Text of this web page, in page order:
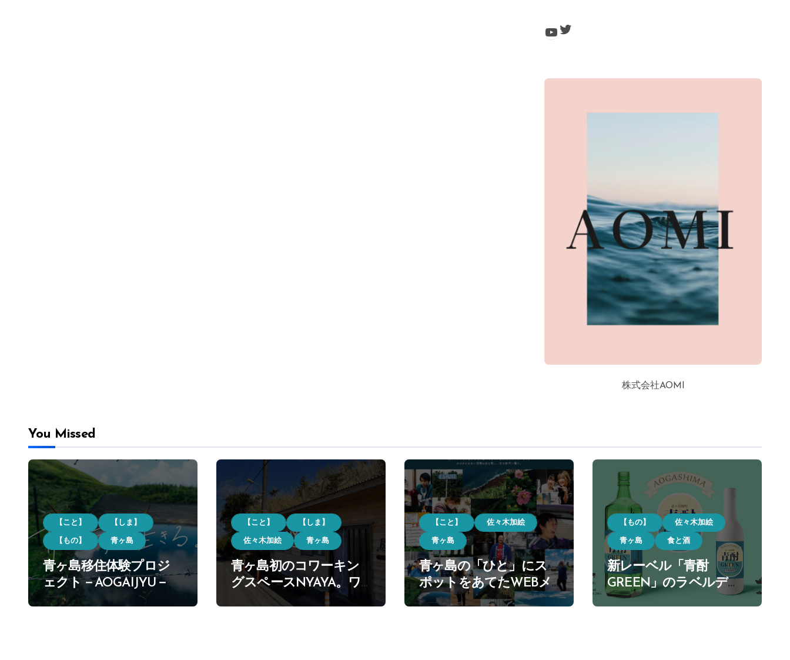
YouTube Twitter
株式会社AOMI
You Missed
【こと】 【しま】
【もの】 青ヶ島
青ヶ島移住体験プロジ
ェクト－AOGAIJYU－
【こと】 【しま】
佐々木加絵 青ヶ島
青ヶ島初のコワーキン
グスペースNYAYA。ワ
ーケーションでの長期
【こと】 佐々木加絵
青ヶ島
青ヶ島の「ひと」にス
ポットをあてたWEBメ
ディア【Aogamiray】イ
【もの】 佐々木加絵
青ヶ島 食と酒
新レーベル「青酎
GREEN」のラベルデザ
インを担当しました。